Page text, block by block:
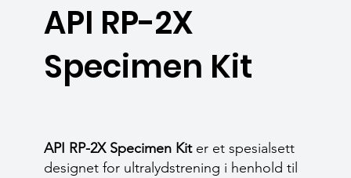
API RP-2X
Specimen Kit
API RP-2X Specimen Kiter et spesialsett
designet for ultralydstrening i henhold til